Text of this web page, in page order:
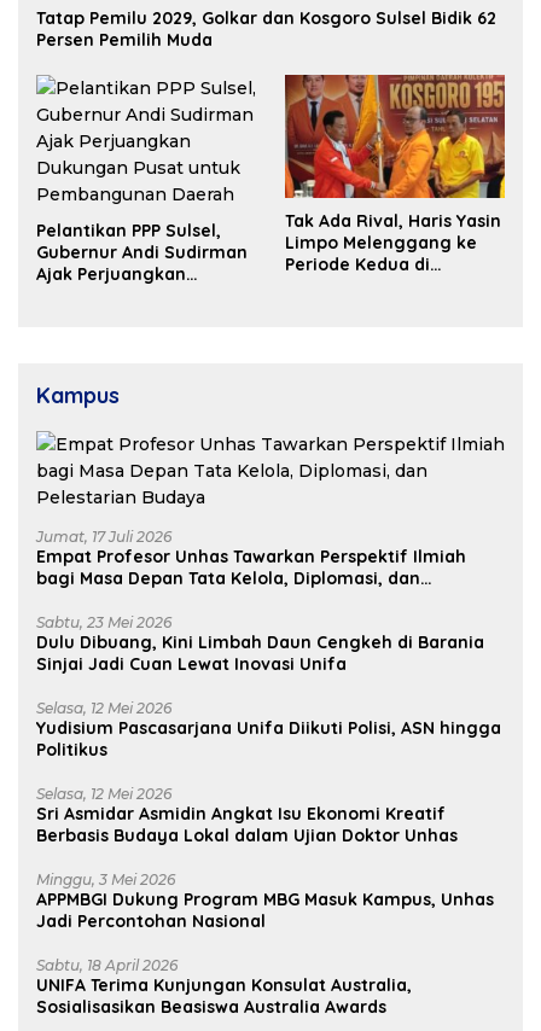
Tatap Pemilu 2029, Golkar dan Kosgoro Sulsel Bidik 62
Persen Pemilih Muda
Pelantikan PPP Sulsel,
Gubernur Andi Sudirman
Ajak Perjuangkan
Tak Ada Rival, Haris Yasin
Limpo Melenggang ke
Periode Kedua di
Kampus
Jumat, 17 Juli 2026
Empat Profesor Unhas Tawarkan Perspektif Ilmiah
bagi Masa Depan Tata Kelola, Diplomasi, dan
Sabtu, 23 Mei 2026
Dulu Dibuang, Kini Limbah Daun Cengkeh di Barania
Sinjai Jadi Cuan Lewat Inovasi Unifa
Selasa, 12 Mei 2026
Yudisium Pascasarjana Unifa Diikuti Polisi, ASN hingga
Politikus
Selasa, 12 Mei 2026
Sri Asmidar Asmidin Angkat Isu Ekonomi Kreatif
Berbasis Budaya Lokal dalam Ujian Doktor Unhas
Minggu, 3 Mei 2026
APPMBGI Dukung Program MBG Masuk Kampus, Unhas
Jadi Percontohan Nasional
Sabtu, 18 April 2026
UNIFA Terima Kunjungan Konsulat Australia,
Sosialisasikan Beasiswa Australia Awards